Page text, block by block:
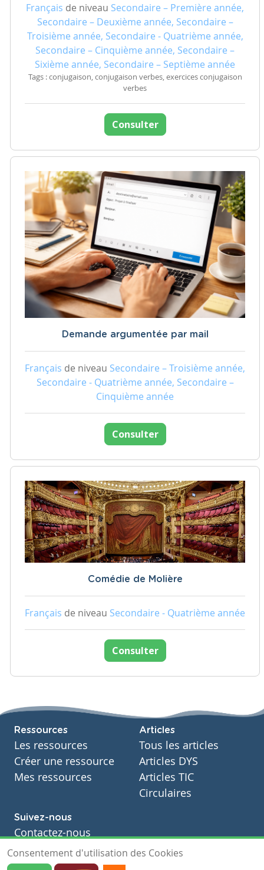
Français de niveau Secondaire – Première année,
Secondaire – Deuxième année, Secondaire –
Troisième année, Secondaire - Quatrième année,
Secondaire – Cinquième année, Secondaire –
Sixième année, Secondaire – Septième année
Tags : conjugaison, conjugaison verbes, exercices conjugaison
verbes
Consulter
Demande argumentée par mail
Français de niveau Secondaire – Troisième année,
Secondaire - Quatrième année, Secondaire –
Cinquième année
Consulter
Comédie de Molière
Français de niveau Secondaire - Quatrième année
Consulter
Ressources
Les ressources
Créer une ressource
Mes ressources
Articles
Tous les articles
Articles DYS
Articles TIC
Circulaires
Suivez-nous
Contactez-nous
Soutien scolaire
Notre page Facebook
Consentement d'utilisation des Cookies